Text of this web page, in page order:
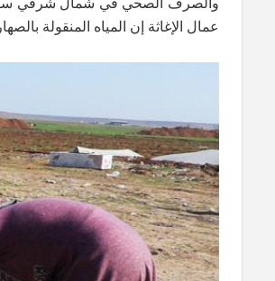
عمال الإغاثة إن المياه المنقولة